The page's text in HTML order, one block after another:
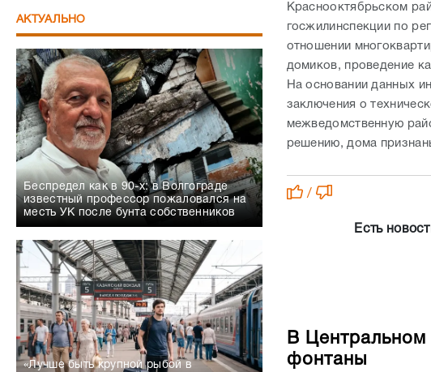
АКТУАЛЬНО
Беспредел как в 90-х: в Волгограде
известный профессор пожаловался на
месть УК после бунта собственников
«Лучше быть крупной рыбой в
Краснооктябрьском
госжилинспекции по
отношении
домиков, проведение
На основании данных
заключения о
межведомственную
решению, дома
/
Есть
В Центральном
фонтаны